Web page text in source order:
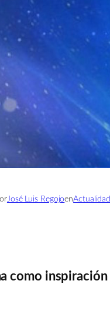
José Luis RegojoenActualidad
como inspiración